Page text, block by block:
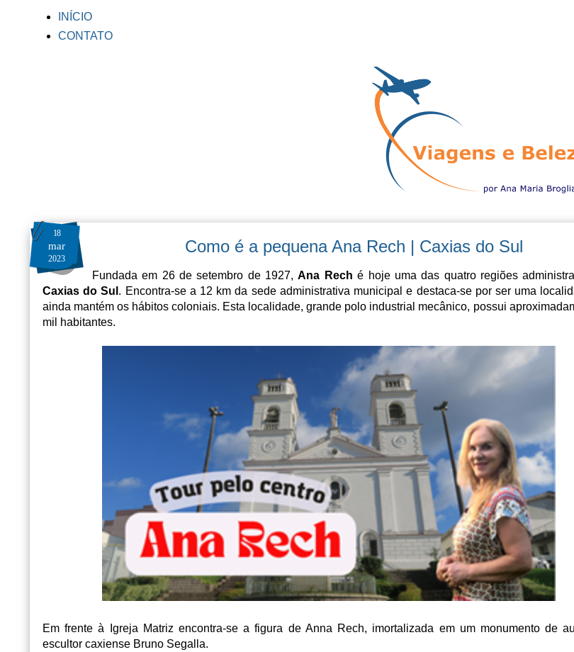
INÍCIO
CONTATO
18
mar
2023
Como é a pequena Ana Rech | Caxias do Sul
Fundada em 26 de setembro de 1927,Ana Rech é hoje uma das quatro regiões
Caxias do Sul . Encontra-se a 12 km da sede administrativa municipal e destaca-se por ser uma
ainda mantém os hábitos coloniais. Esta localidade, grande polo industrial mecânico, possui
mil habitantes.
Em frente à Igreja Matriz encontra-se a figura de Anna Rech, imortalizada em um monumento de
escultor caxiense Bruno Segalla.